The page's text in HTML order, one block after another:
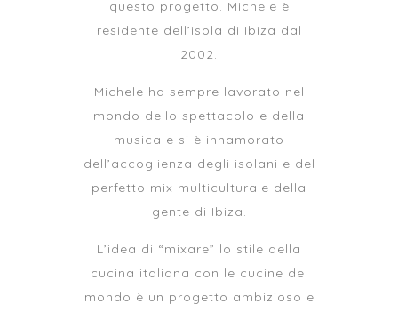
questo progetto. Michele è
residente dell’isola di Ibiza dal
2002.
Michele ha sempre lavorato nel
mondo dello spettacolo e della
musica e si è innamorato
dell’accoglienza degli isolani e del
perfetto mix multiculturale della
gente di Ibiza.
L’idea di “mixare” lo stile della
cucina italiana con le cucine del
mondo è un progetto ambizioso e